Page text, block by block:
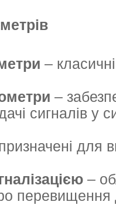
–
–
сигналів у
для
–
перевищення